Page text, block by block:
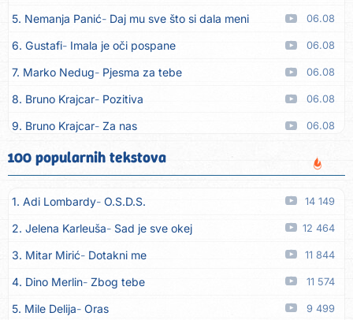
5. Nemanja Panić Daj mu sve što si dala meni 06.08
6. Gustafi Imala je oči pospane 06.08
7. Marko Nedug Pjesma za tebe 06.08
8. Bruno Krajcar Pozitiva 06.08
9. Bruno Krajcar Za nas 06.08
10. Tereza Kesovija Da li ću moći
11. Lidija Bačić Neka se vino toči (Nazdravlje) 06.08
12. Karin Kuljanić Nisi zavridel 06.08
13. Tamara Brusić Nigdi ni lipo ko doma 06.08
14. Tamara Brusić Biž´mo ća 06.08
15. Rusko Richie Bila si, bila 06.08
16. Rusko Richie Ti i ja 06.08
100 popularnih tekstova
1. Adi Lombardy O.S.D.S. 14 149
2. Jelena Karleuša Sad je sve okej 12 464
3. Mitar Mirić Dotakni me 11 844
4. Dino Merlin Zbog tebe 11 574
5. Mile Delija Oras 9 499